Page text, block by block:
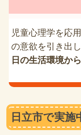
児童心理学を応
の意欲を引き出
日の生活環境か
日立市で実